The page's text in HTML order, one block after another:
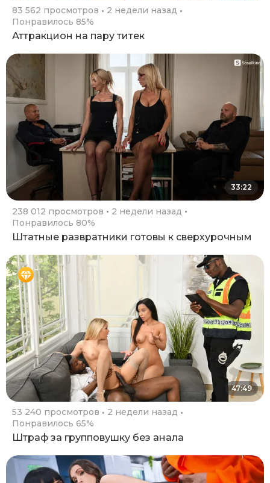
83 562 просмотров
2 недели назад
Понравилось 85%
Аттракцион на пару титек
33:22
238 012 просмотров
2 недели назад
Понравилось 80%
Штатные развратники готовы к сверхурочным
47:49
53 240 просмотров
2 недели назад
Понравилось 65%
Штраф за групповушку без анала